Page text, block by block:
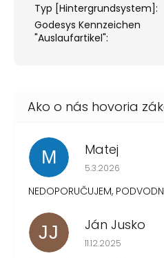
Typ [Hintergrundsystem]:
Godesys Kennzeichen
"Auslaufartikel":
M Matej
Hodnotenie
5.3.2026
NEDOPORUČUJEM,
JJ Ján Jusko
Hodnotenie
11.12.2025